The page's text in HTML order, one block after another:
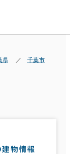
県
千葉市
建物情報